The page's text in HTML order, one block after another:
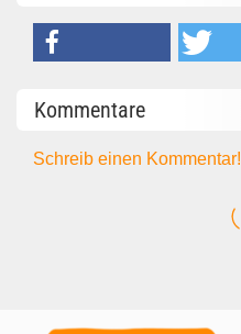
Kommentare
Schreib einen Kommentar!